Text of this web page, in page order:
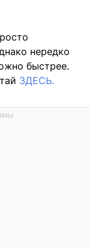
нередко
быстрее.
ЗДЕСЬ.